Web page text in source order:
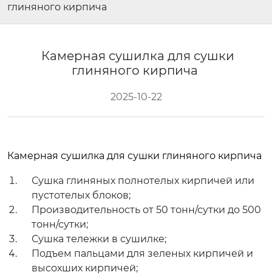
глиняного кирпича
Камерная сушилка для сушки
глиняного кирпича
2025-10-22
Камерная сушилка для сушки глиняного кирпича
Сушка глиняных полнотелых кирпичей или
пустотелых блоков;
Производительность от 50 тонн/сутки до 500
тонн/сутки;
Сушка тележки в сушилке;
Подъем пальцами для зеленых кирпичей и
высохших кирпичей;